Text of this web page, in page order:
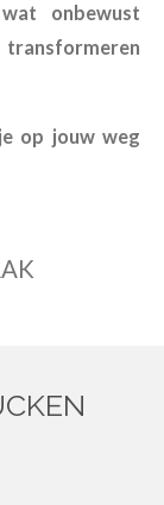
onbewust
transformeren
op jouw weg